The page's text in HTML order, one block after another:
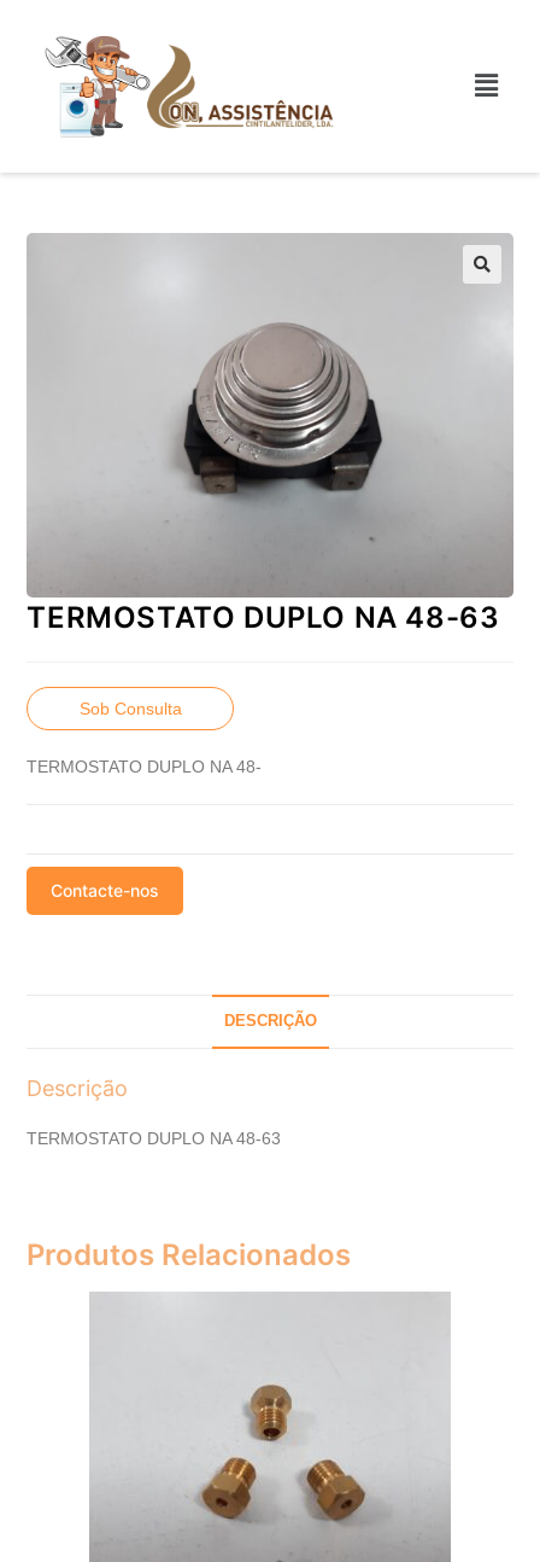
TERMOSTATO DUPLO NA 48-63
Sob Consulta
TERMOSTATO DUPLO NA 48-
Contacte-nos
DESCRIÇÃO
Descrição
TERMOSTATO DUPLO NA 48-63
Produtos Relacionados